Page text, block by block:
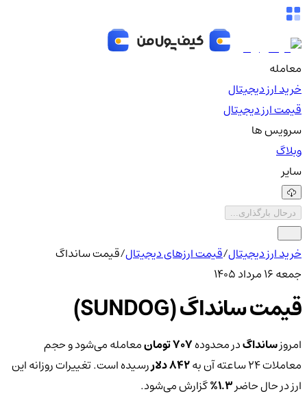
معامله
خرید ارز دیجیتال
قیمت ارز دیجیتال
سرویس ها
وبلاگ
سایر
درحال بارگذاری...
خرید ارز دیجیتال/قیمت ارزهای دیجیتال/قیمت سانداگ
جمعه ۱۶ مرداد ۱۴۰۵
قیمت سانداگ (SUNDOG)
امروزسانداگدر محدوده707 تومان
معامله می‌شود و حجم
معاملات ۲۴ ساعته آن به
842 دلار
رسیده است. تغییرات روزانه این
ارز در حال حاضر1.3% گزارش می‌شود.